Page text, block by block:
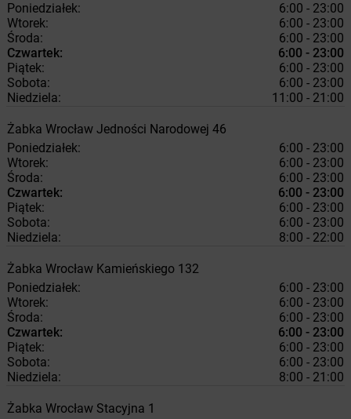
Poniedziałek:
6:00 - 23:00
Wtorek:
6:00 - 23:00
Środa:
6:00 - 23:00
Czwartek:
6:00 - 23:00
Piątek:
6:00 - 23:00
Sobota:
6:00 - 23:00
Niedziela:
11:00 - 21:00
Żabka Wrocław Jedności Narodowej 46
Poniedziałek:
6:00 - 23:00
Wtorek:
6:00 - 23:00
Środa:
6:00 - 23:00
Czwartek:
6:00 - 23:00
Piątek:
6:00 - 23:00
Sobota:
6:00 - 23:00
Niedziela:
8:00 - 22:00
Żabka Wrocław Kamieńskiego 132
Poniedziałek:
6:00 - 23:00
Wtorek:
6:00 - 23:00
Środa:
6:00 - 23:00
Czwartek:
6:00 - 23:00
Piątek:
6:00 - 23:00
Sobota:
6:00 - 23:00
Niedziela:
8:00 - 21:00
Żabka Wrocław Stacyjna 1